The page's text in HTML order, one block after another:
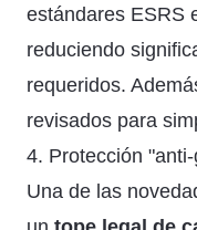
estándares ESRS
reduciendo
requeridos.
revisados para
4. Protección
Una de las